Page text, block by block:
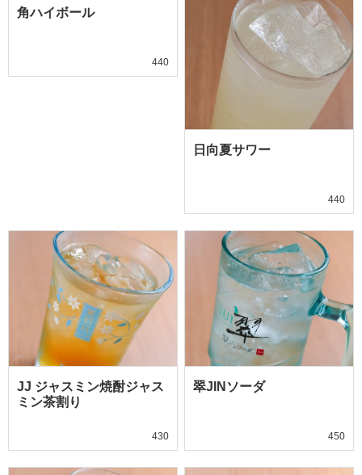
角ハイボール
440
日向夏サワー
440
JJ ジャスミン焼酎ジャス
ミン茶割り
430
翠JINソーダ
450